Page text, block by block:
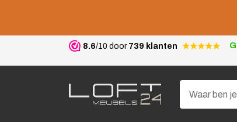
8.6/10 door 739 klanten